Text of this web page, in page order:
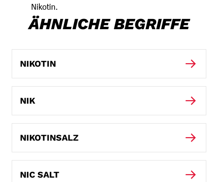
Nikotin.
ÄHNLICHE BEGRIFFE
NIKOTIN
NIK
NIKOTINSALZ
NIC SALT